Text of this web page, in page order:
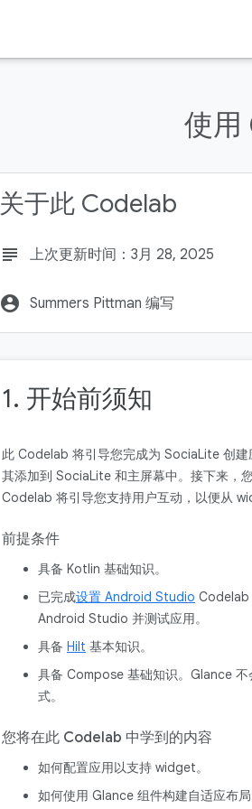
使用
关于此 Codelab
subject 上次更新时间：3月 28, 2025
account_circle Summers Pittman 编写
1. 开始前须知
此 Codelab 将引导您完成为 SociaLite 创
其添加到 SociaLite 和主屏幕中。接下来，
Codelab 将引导您支持用户互动，以便从
前提条件
具备 Kotlin 基础知识。
已完成设置 Android Studio Codelab
Android Studio 并测试应用。
具备 Hilt 基本知识。
具备 Compose 基础知识。Glance
式。
您将在此 Codelab 中学到的内容
如何配置应用以支持 widget。
如何使用 Glance 组件构建自适应布局